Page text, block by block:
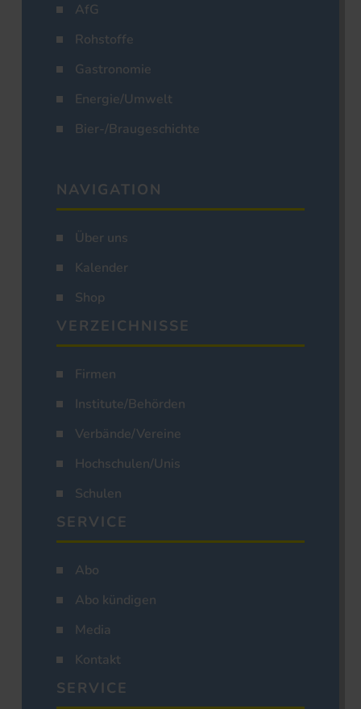
AfG
Rohstoffe
Gastronomie
Energie/Umwelt
Bier-/Braugeschichte
NAVIGATION
Über uns
Kalender
Shop
VERZEICHNISSE
Firmen
Institute/Behörden
Verbände/Vereine
Hochschulen/Unis
Schulen
SERVICE
Abo
Abo kündigen
Media
Kontakt
SERVICE